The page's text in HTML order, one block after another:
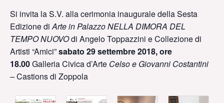
Si invita la S.V. alla cerimonia inaugurale della Sesta
Edizione diArte in PalazzoNELLA DIMORA DEL
TEMPO NUOVOdi Angelo Toppazzini e Collezione di
Artisti “Amici”sabato 29 settembre 2018, ore
18.00Galleria Civica d’Arte Celso e Giovanni Costantini
–Castions di Zoppola